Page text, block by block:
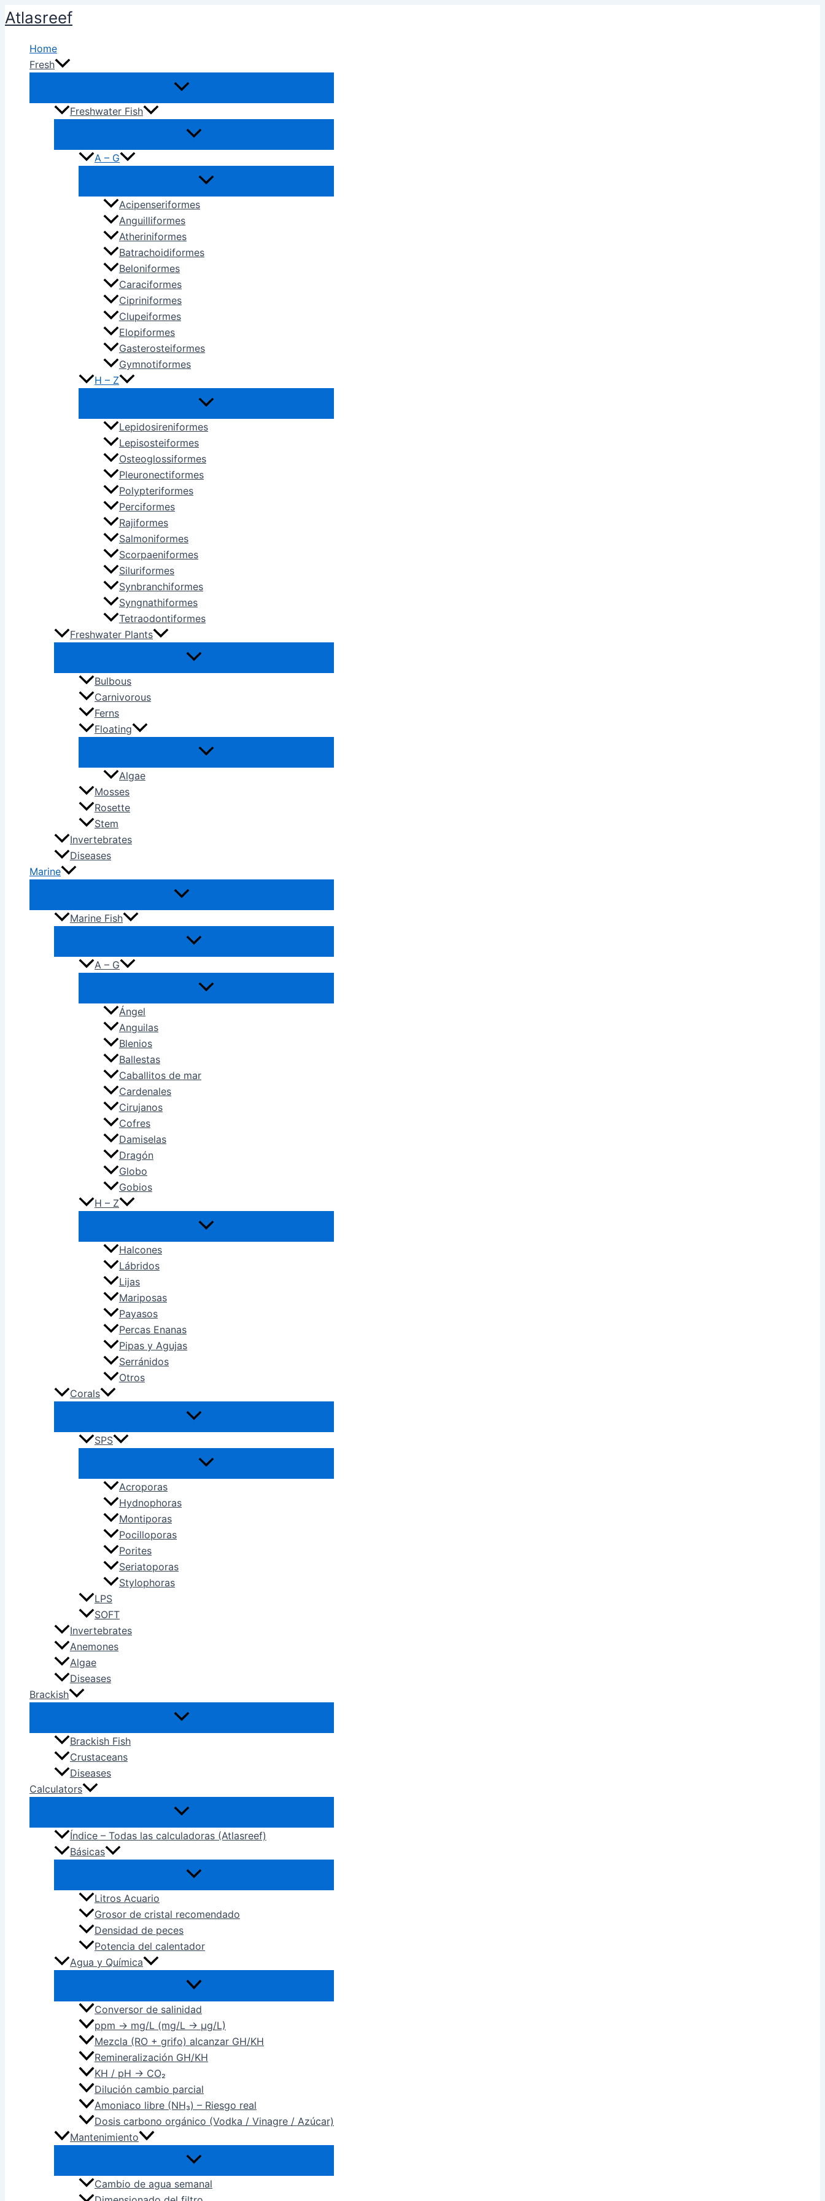
Ir
al
contenido
Atlasreef
Home
Fresh
Freshwater Fish
A – G
Acipenseriformes
Anguilliformes
Atheriniformes
Batrachoidiformes
Beloniformes
Caraciformes
Cipriniformes
Clupeiformes
Elopiformes
Gasterosteiformes
Gymnotiformes
H – Z
Lepidosireniformes
Lepisosteiformes
Osteoglossiformes
Pleuronectiformes
Polypteriformes
Perciformes
Rajiformes
Salmoniformes
Scorpaeniformes
Siluriformes
Synbranchiformes
Syngnathiformes
Tetraodontiformes
Freshwater Plants
Bulbous
Carnivorous
Ferns
Floating
Algae
Mosses
Rosette
Stem
Invertebrates
Diseases
Marine
Marine Fish
A – G
Ángel
Anguilas
Blenios
Ballestas
Caballitos de mar
Cardenales
Cirujanos
Cofres
Damiselas
Dragón
Globo
Gobios
H – Z
Halcones
Lábridos
Lijas
Mariposas
Payasos
Percas Enanas
Pipas y Agujas
Serránidos
Otros
Corals
SPS
Acroporas
Hydnophoras
Montiporas
Pocilloporas
Porites
Seriatoporas
Stylophoras
LPS
SOFT
Invertebrates
Anemones
Algae
Diseases
Brackish
Brackish Fish
Crustaceans
Diseases
Calculators
Índice – Todas las calculadoras (Atlasreef)
Básicas
Litros Acuario
Grosor de cristal recomendado
Densidad de peces
Potencia del calentador
Agua y Química
Conversor de salinidad
ppm → mg/L (mg/L → µg/L)
Mezcla (RO + grifo) alcanzar GH/KH
Remineralización GH/KH
KH / pH → CO₂
Dilución cambio parcial
Amoniaco libre (NH₃) – Riesgo real
Dosis carbono orgánico (Vodka / Vinagre / Azúcar)
Mantenimiento
Cambio de agua semanal